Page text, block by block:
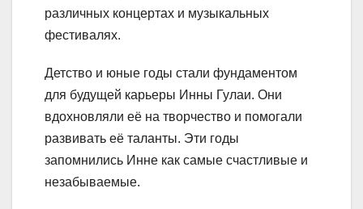
различных концертах и музыкальных
фестивалях.
Детство и юные годы стали фундаментом
для будущей карьеры Инны Гулаи. Они
вдохновляли её на творчество и помогали
развивать её таланты. Эти годы
запомнились Инне как самые счастливые и
незабываемые.